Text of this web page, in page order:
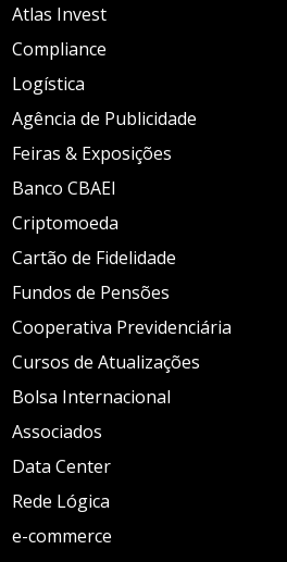
Atlas Invest
Compliance
Logística
Agência de Publicidade
Feiras & Exposições
Banco CBAEI
Criptomoeda
Cartão de Fidelidade
Fundos de Pensões
Cooperativa Previdenciária
Cursos de Atualizações
Bolsa Internacional
Associados
Data Center
Rede Lógica
e-commerce